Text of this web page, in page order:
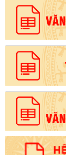
Ngày ban hành:
Số:1701/QĐ-
Tên:(Quyết định
đổi, bổ sung và
vực thành lập và
chức năng quản
Ngày ban hành:
Số:1705/QĐ-
Tên:(Quyết định
sung và phê
trong lĩnh vực
năng quản lý của